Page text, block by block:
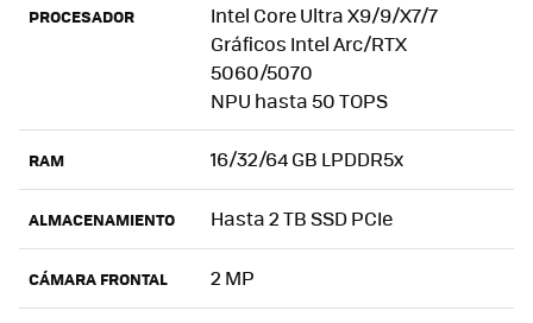
PROCESADOR
Intel Core Ultra X9/9/X7/7
Gráficos Intel Arc/RTX
5060/5070
NPU hasta 50 TOPS
RAM 16/32/64 GB LPDDR5x
ALMACENAMIENTO Hasta 2 TB SSD PCIe
CÁMARA FRONTAL 2 MP